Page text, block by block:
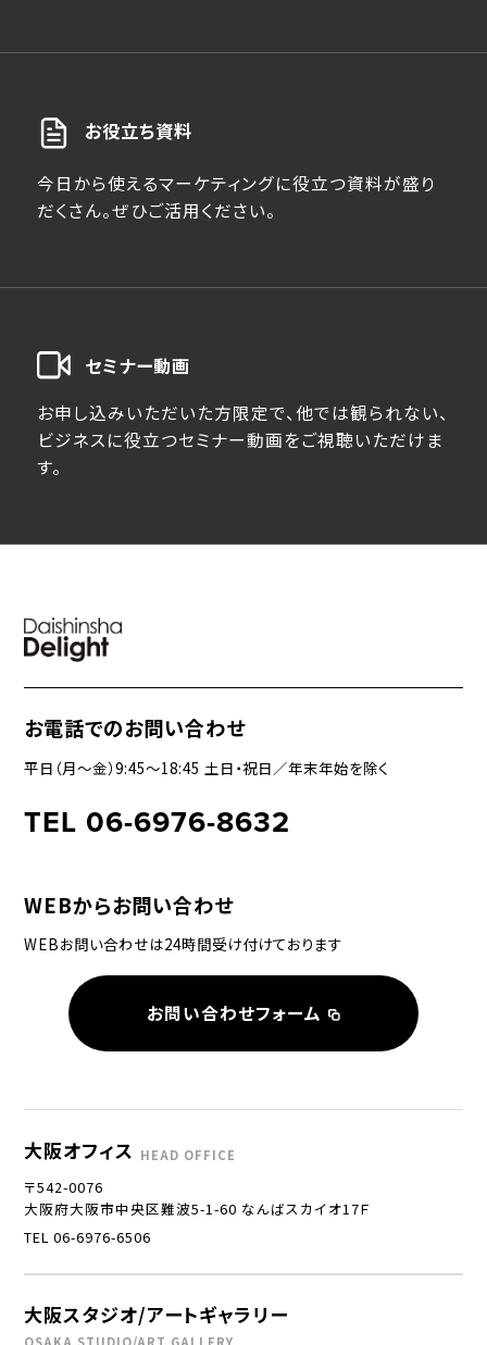
お役立ち資料
今日から使えるマーケティングに役立つ資料が盛り
だくさん。ぜひご活用ください。
セミナー動画
お申し込みいただいた方限定で、他では観られない、
ビジネスに役立つセミナー動画をご視聴いただけま
す。
お電話でのお問い合わせ
平日（月〜金）9:45〜18:45 土日・祝日／年末年始を除く
TEL 06-6976-8632
WEBからお問い合わせ
WEBお問い合わせは24時間受け付けております
お問い合わせフォーム
大阪オフィス HEAD OFFICE
〒542-0076
大阪府大阪市中央区難波5-1-60 なんばスカイオ17Ｆ
TEL 06-6976-6506
大阪スタジオ/アートギャラリー